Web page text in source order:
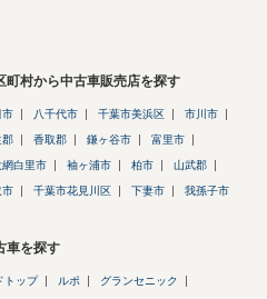
町村から中古車販売店を探す
市 八千代市 千葉市美浜区 市川市
郡 香取郡 鎌ヶ谷市 富里市
網白里市 袖ヶ浦市 柏市 山武郡
市 千葉市花見川区 下妻市 我孫子市
車を探す
トップ ルポ グランセニック